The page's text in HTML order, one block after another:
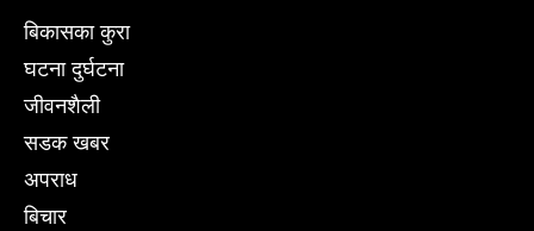
बिकासका कुरा
घटना दुर्घटना
जीवनशैली
सडक खबर
अपराध
बिचार